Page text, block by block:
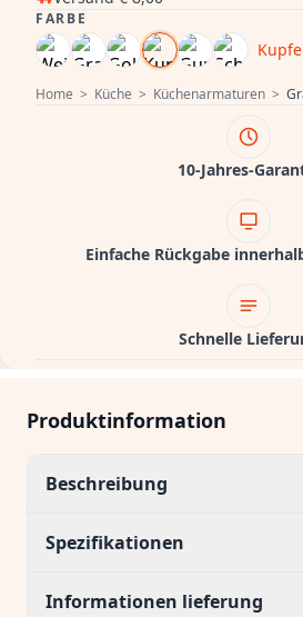
Home > Küche > Küchenarmaturen >
FARBE
10-Jahres-
Einfache Rückgabe
Schnelle
Produktinformation
Beschreibung
Spezifikationen
Informationen lieferung